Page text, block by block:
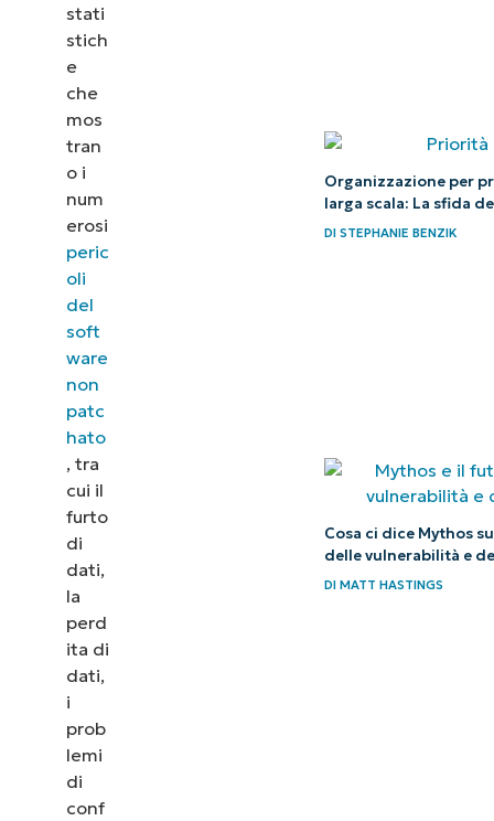
stati
stich
e
che
mos
tran
o i
num
erosi
peric
oli
del
soft
ware
non
patc
hato
, tra
cui il
furto
di
dati,
la
perd
ita di
dati,
i
prob
lemi
di
conf
Organizzazione per
larga scala: La sfida
DI STEPHANIE BENZIK
Cosa ci dice Mythos
delle vulnerabilità e
DI MATT HASTINGS